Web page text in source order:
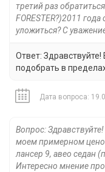
третий раз
FORESTER?)2011
уложиться? С
Ответ:
подобрать в
Дата вопроса:
Вопрос:
моем примерном
лансер 9, авео седан
Интересно мнение